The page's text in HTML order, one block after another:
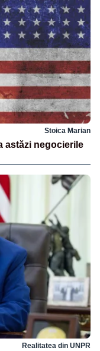
Stoica Marian
astăzi negocierile
Realitatea din UNPR